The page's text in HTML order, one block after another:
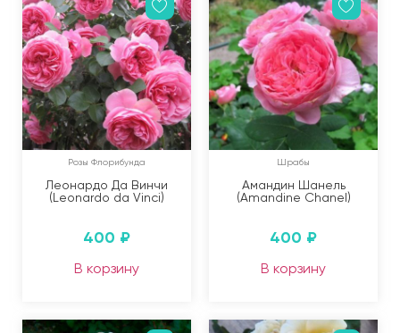
Розы Флорибунда
Леонардо Да Винчи
(Leonardo da Vinci)
400 ₽
В корзину
Шрабы
Амандин Шанель
(Amandine Chanel)
400 ₽
В корзину